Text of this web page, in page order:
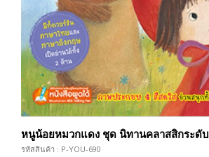
หนูน้อยหมวกแดง ชุด นิทานคลาสสิกระดั
รหัสสินค้า : P-YOU-690